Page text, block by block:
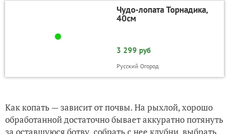
Чудо-лопата Торнадика,
40см
3 299 руб
Русский Огород
Как копать — зависит от почвы. На рыхлой, хорошо
обработанной достаточно бывает аккуратно потянуть